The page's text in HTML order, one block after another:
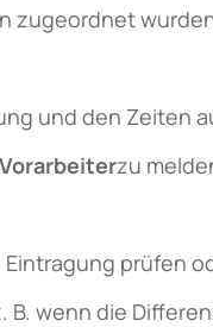
zugeordnet
und den Zeiten
Vorarbeiterzu
prüfen
wenn die